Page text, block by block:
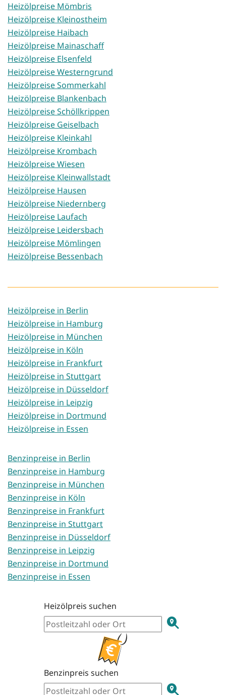
Heizölpreise Mömbris
Heizölpreise Kleinostheim
Heizölpreise Haibach
Heizölpreise Mainaschaff
Heizölpreise Elsenfeld
Heizölpreise Westerngrund
Heizölpreise Sommerkahl
Heizölpreise Blankenbach
Heizölpreise Schöllkrippen
Heizölpreise Geiselbach
Heizölpreise Kleinkahl
Heizölpreise Krombach
Heizölpreise Wiesen
Heizölpreise Kleinwallstadt
Heizölpreise Hausen
Heizölpreise Niedernberg
Heizölpreise Laufach
Heizölpreise Leidersbach
Heizölpreise Mömlingen
Heizölpreise Bessenbach
Heizölpreise in Berlin
Heizölpreise in Hamburg
Heizölpreise in München
Heizölpreise in Köln
Heizölpreise in Frankfurt
Heizölpreise in Stuttgart
Heizölpreise in Düsseldorf
Heizölpreise in Leipzig
Heizölpreise in Dortmund
Heizölpreise in Essen
Benzinpreise in Berlin
Benzinpreise in Hamburg
Benzinpreise in München
Benzinpreise in Köln
Benzinpreise in Frankfurt
Benzinpreise in Stuttgart
Benzinpreise in Düsseldorf
Benzinpreise in Leipzig
Benzinpreise in Dortmund
Benzinpreise in Essen
Heizölpreis suchen
Benzinpreis suchen